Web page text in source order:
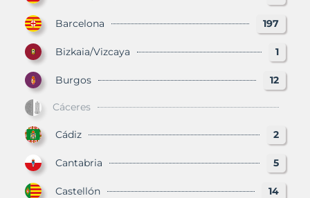
Barcelona 197
Bizkaia/Vizcaya 1
Burgos 12
Cáceres
Cádiz 2
Cantabria 5
Castellón 14